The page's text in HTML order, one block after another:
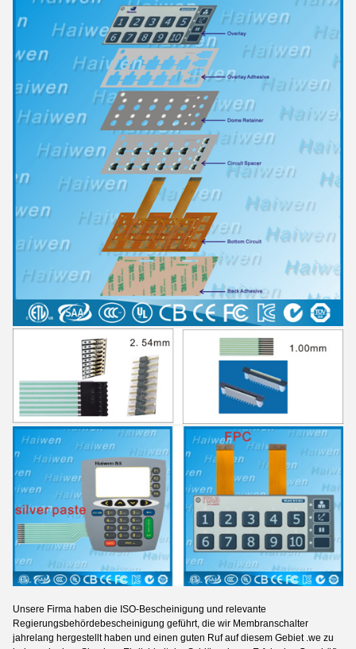
Unsere Firma haben die ISO-Bescheinigung und relevante
Regierungsbehördebescheinigung geführt, die wir Membranschalter
jahrelang hergestellt haben und einen guten Ruf auf diesem Gebiet .we zu